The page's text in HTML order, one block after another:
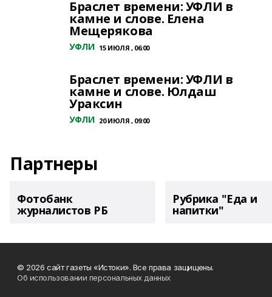
Браслет времени: УФЛИ в
камне и слове. Елена
Мещерякова
УФЛИ 15 ИЮЛЯ , 06:00
Браслет времени: УФЛИ в
камне и слове. Юлдаш
Ураксин
УФЛИ 20 ИЮЛЯ , 09:00
Партнеры
Фотобанк
журналистов РБ
Рубрика "Еда и
напитки"
© 2026 сайт газеты «Истоки». Все права защищены.
Об использовании персональных данных